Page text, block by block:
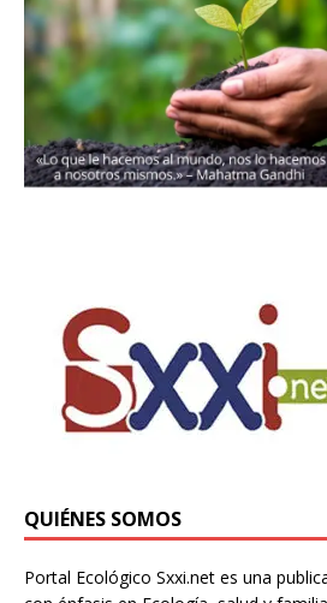
QUIÉNES SOMOS
Portal Ecológico Sxxi.net es una